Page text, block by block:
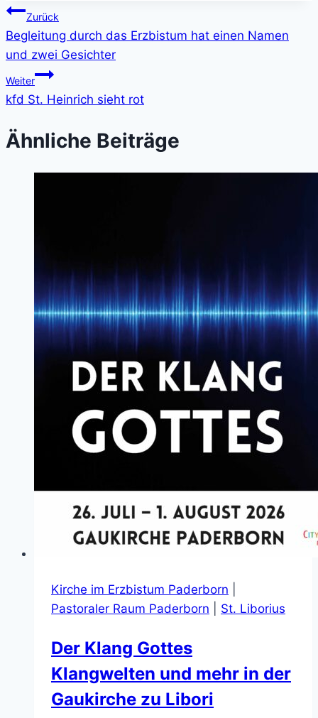
Beitragsnavigation
Zurück
Begleitung durch das Erzbistum hat einen Namen
und zwei Gesichter
Weiter
kfd St. Heinrich sieht rot
Ähnliche Beiträge
Kirche im Erzbistum Paderborn
Pastoraler Raum Paderborn
St. Liborius
Der Klang Gottes
Klangwelten und mehr in der
Gaukirche zu Libori